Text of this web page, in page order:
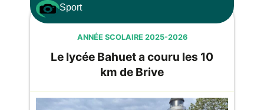
Sport
ANNÉE SCOLAIRE 2025-2026
Le lycée Bahuet a couru les 10
km de Brive